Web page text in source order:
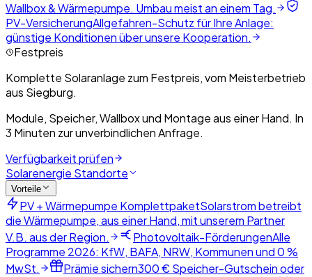
Wallbox & Wärmepumpe. Umbau meist an einem Tag.
PV-VersicherungAllgefahren-Schutz für Ihre Anlage:
günstige Konditionen über unsere Kooperation.
Festpreis
Komplette Solaranlage zum Festpreis, vom Meisterbetrieb
aus Siegburg.
Module, Speicher, Wallbox und Montage aus einer Hand. In
3 Minuten zur unverbindlichen Anfrage.
Verfügbarkeit prüfen
Solarenergie Standorte
Vorteile
PV + Wärmepumpe KomplettpaketSolarstrom betreibt
die Wärmepumpe, aus einer Hand, mit unserem Partner
V.B. aus der Region.
Photovoltaik-FörderungenAlle
Programme 2026: KfW, BAFA, NRW, Kommunen und 0 %
MwSt.
Prämie sichern300 € Speicher-Gutschein oder